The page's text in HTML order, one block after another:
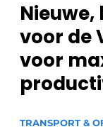
Podcasts
Privacy /
Vacature
Vacatures
voor de
voor
TRANSPORT &